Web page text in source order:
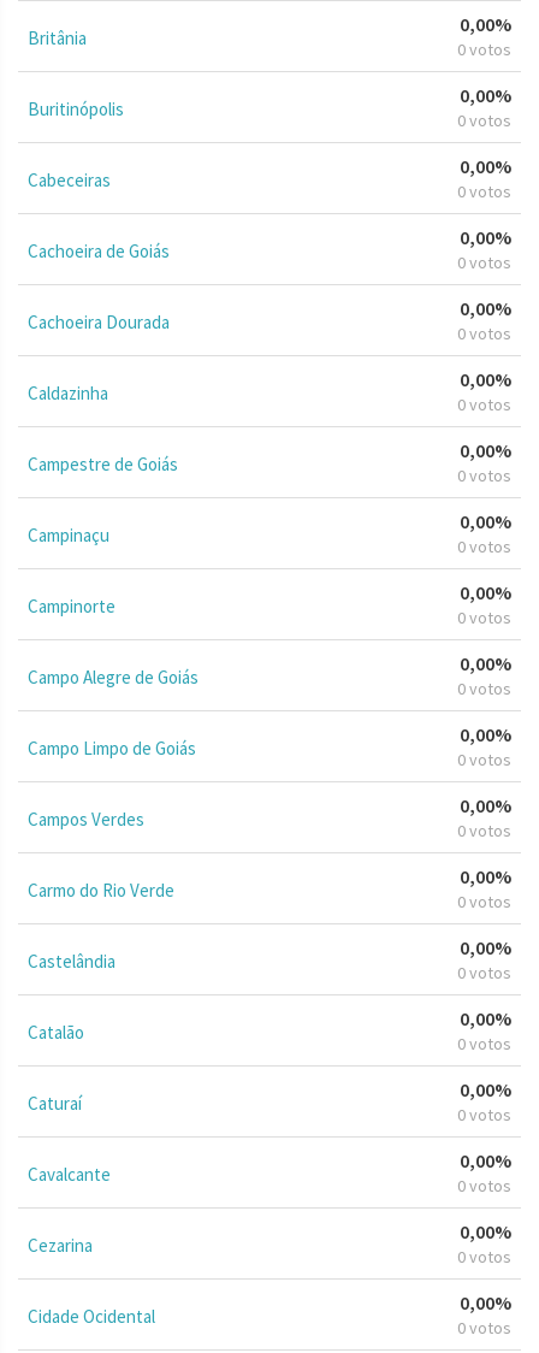
Britânia
0,00%
0 votos
Buritinópolis
0,00%
0 votos
Cabeceiras
0,00%
0 votos
Cachoeira de Goiás
0,00%
0 votos
Cachoeira Dourada
0,00%
0 votos
Caldazinha
0,00%
0 votos
Campestre de Goiás
0,00%
0 votos
Campinaçu
0,00%
0 votos
Campinorte
0,00%
0 votos
Campo Alegre de Goiás
0,00%
0 votos
Campo Limpo de Goiás
0,00%
0 votos
Campos Verdes
0,00%
0 votos
Carmo do Rio Verde
0,00%
0 votos
Castelândia
0,00%
0 votos
Catalão
0,00%
0 votos
Caturaí
0,00%
0 votos
Cavalcante
0,00%
0 votos
Cezarina
0,00%
0 votos
Cidade Ocidental
0,00%
0 votos